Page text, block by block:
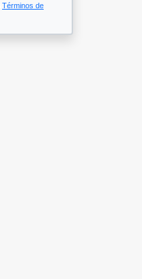
Términos de